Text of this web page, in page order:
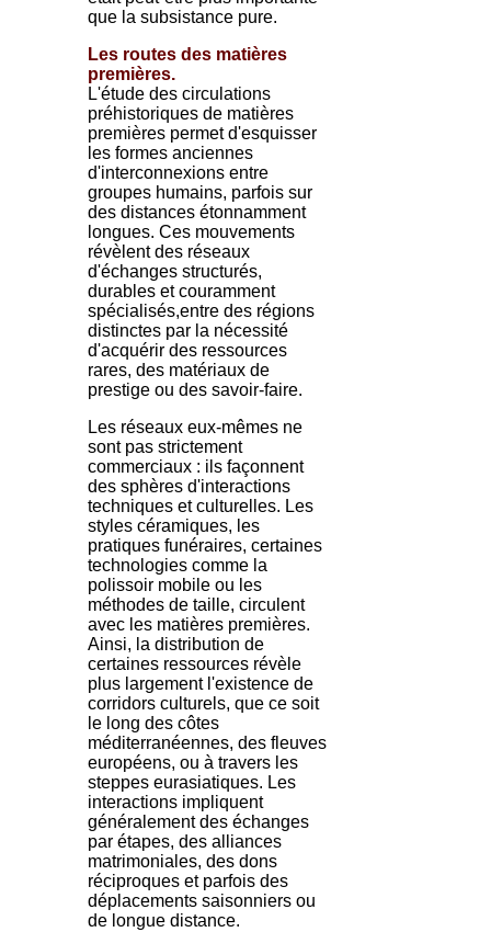
que la subsistance pure.
Les routes des matières
premières.
L'étude des circulations
préhistoriques de matières
premières permet d'esquisser
les formes anciennes
d'interconnexions entre
groupes humains, parfois sur
des distances étonnamment
longues. Ces mouvements
révèlent des réseaux
d'échanges structurés,
durables et couramment
spécialisés,entre des régions
distinctes par la nécessité
d'acquérir des ressources
rares, des matériaux de
prestige ou des savoir-faire.
Les réseaux eux-mêmes ne
sont pas strictement
commerciaux : ils façonnent
des sphères d'interactions
techniques et culturelles. Les
styles céramiques, les
pratiques funéraires, certaines
technologies comme la
polissoir mobile ou les
méthodes de taille, circulent
avec les matières premières.
Ainsi, la distribution de
certaines ressources révèle
plus largement l'existence de
corridors culturels, que ce soit
le long des côtes
méditerranéennes, des fleuves
européens, ou à travers les
steppes eurasiatiques. Les
interactions impliquent
généralement des échanges
par étapes, des alliances
matrimoniales, des dons
réciproques et parfois des
déplacements saisonniers ou
de longue distance.